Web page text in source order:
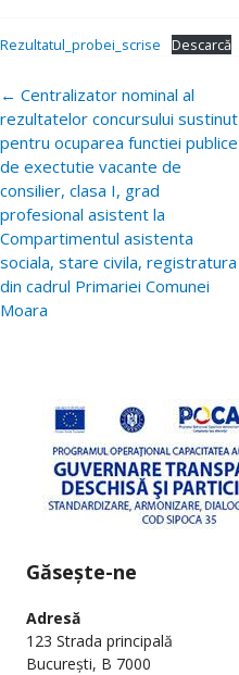
Rezultatul_probei_scrise Descarcă
Navigare
postări
← Centralizator nominal al
rezultatelor concursului sustinut
pentru ocuparea functiei publice
de exectutie vacante de
consilier, clasa I, grad
profesional asistent la
Compartimentul asistenta
sociala, stare civila, registratura
din cadrul Primariei Comunei
Moara
Găsește-ne
Adresă
123 Strada principală
București, B 7000